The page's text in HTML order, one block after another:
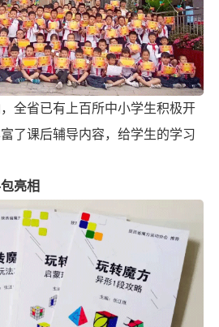
全省已有上百所中小学生积极开
了课后辅导内容，给学生的学习
亮相